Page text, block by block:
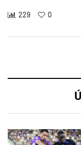
229 0